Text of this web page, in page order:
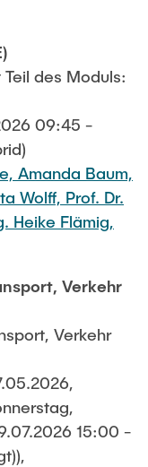
des Moduls:
09:45 -
Amanda Baum,
Wolff, Prof. Dr.
Heike Flämig,
Verkehr
Verkehr
15:00 -